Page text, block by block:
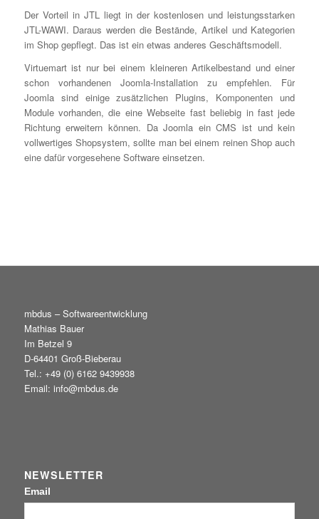
Der Vorteil in JTL liegt in der kostenlosen und leistungsstarken
JTL-WAWI. Daraus werden die Bestände, Artikel und Kategorien
im Shop gepflegt. Das ist ein etwas anderes Geschäftsmodell.
Virtuemart ist nur bei einem kleineren Artikelbestand und einer
schon vorhandenen Joomla-Installation zu empfehlen. Für
Joomla sind einige zusätzlichen Plugins, Komponenten und
Module vorhanden, die eine Webseite fast beliebig in fast jede
Richtung erweitern können. Da Joomla ein CMS ist und kein
vollwertiges Shopsystem, sollte man bei einem reinen Shop auch
eine dafür vorgesehene Software einsetzen.
mbdus – Softwareentwicklung
Mathias Bauer
Im Betzel 9
D-64401 Groß-Bieberau
Tel.: +49 (0) 6162 9439938
Email: info@mbdus.de
NEWSLETTER
Email